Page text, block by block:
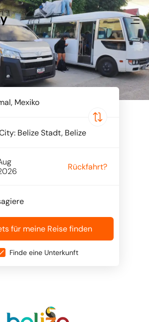
Rückfahrt?
für meine Reise finden
Finde eine Unterkunft